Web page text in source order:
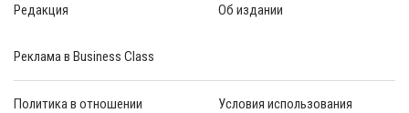
Редакция Об издании
Реклама в Business Class
Политика в отношении Условия использования